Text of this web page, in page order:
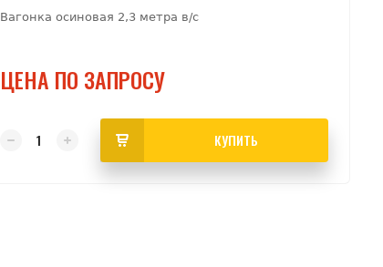
Вагонка осиновая 2,3 метра в/с
ЦЕНА ПО ЗАПРОСУ
КУПИТЬ